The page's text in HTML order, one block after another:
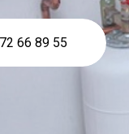
66 89 55